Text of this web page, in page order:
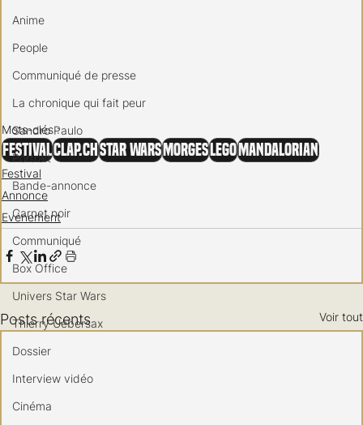
Anime
People
Communiqué de presse
La chronique qui fait peur
Sandro Paulo
Portrait
Bande-annonce
Carnet noir
Communiqué
Box Office
Univers Star Wars
Thierry Uebersax
Dossier
Interview vidéo
Cinéma
Mots-clés :
FestivalClap.chStar WarsMorges LEGOMandalorian
Festival
Annonce
Evénement
Posts récents Voir tout